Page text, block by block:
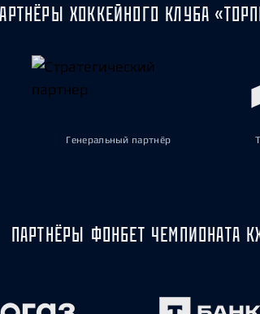
ХОККЕЙНОГО КЛУБА
Генеральный партнёр
ПАРТНЁРЫ ФОНБЕТ ЧЕМПИОНАТА